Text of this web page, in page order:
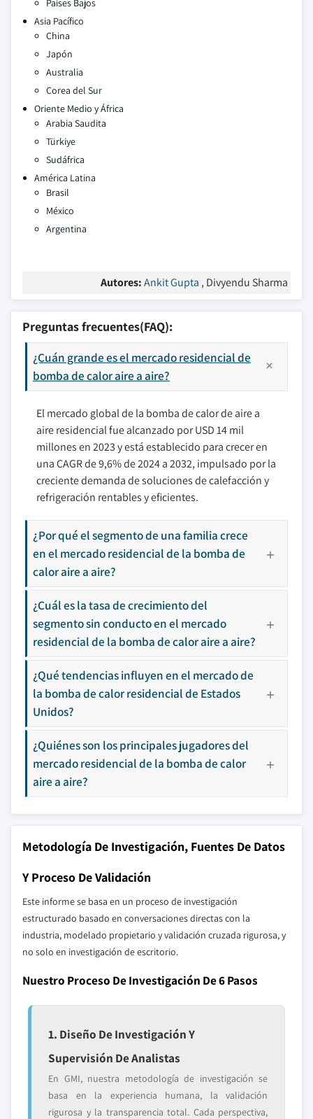
Países Bajos
Asia Pacífico
China
Japón
Australia
Corea del Sur
Oriente Medio y África
Arabia Saudita
Türkiye
Sudáfrica
América Latina
Brasil
México
Argentina
Autores:Ankit Gupta , Divyendu Sharma
Preguntas frecuentes(FAQ):
¿Cuán grande es el mercado residencial de
bomba de calor aire a aire?
El mercado global de la bomba de calor de aire a
aire residencial fue alcanzado por USD 14 mil
millones en 2023 y está establecido para crecer en
una CAGR de 9,6% de 2024 a 2032, impulsado por la
creciente demanda de soluciones de calefacción y
refrigeración rentables y eficientes.
¿Por qué el segmento de una familia crece
en el mercado residencial de la bomba de
calor aire a aire?
¿Cuál es la tasa de crecimiento del
segmento sin conducto en el mercado
residencial de la bomba de calor aire a aire?
¿Qué tendencias influyen en el mercado de
la bomba de calor residencial de Estados
Unidos?
¿Quiénes son los principales jugadores del
mercado residencial de la bomba de calor
aire a aire?
Metodología De Investigación, Fuentes De Datos
Y Proceso De Validación
Este informe se basa en un proceso de investigación
estructurado basado en conversaciones directas con la
industria, modelado propietario y validación cruzada rigurosa, y
no solo en investigación de escritorio.
Nuestro Proceso De Investigación De 6 Pasos
1. Diseño De Investigación Y
Supervisión De Analistas
En GMI, nuestra metodología de investigación se
basa en la experiencia humana, la validación
rigurosa y la transparencia total. Cada perspectiva,